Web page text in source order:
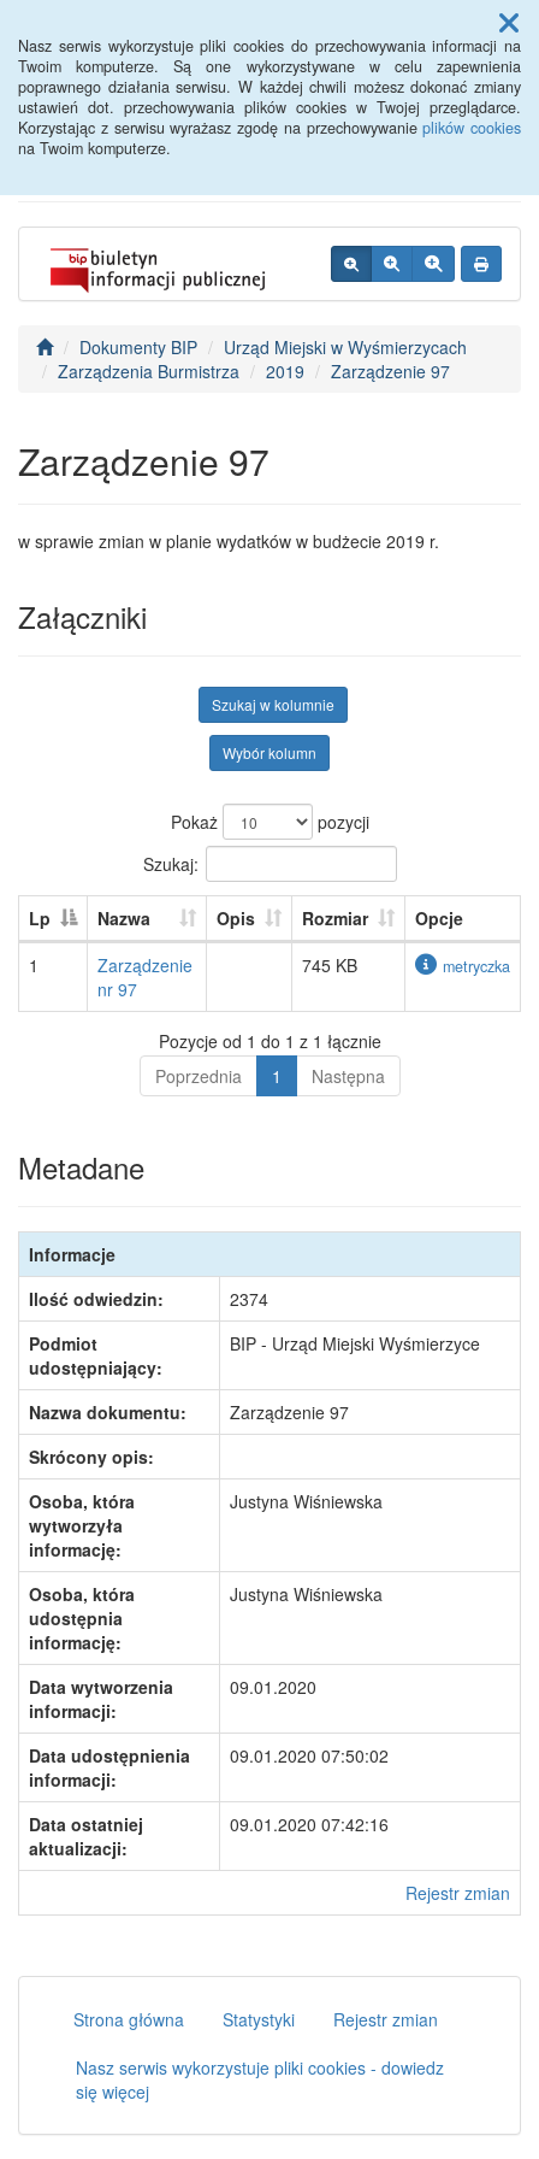
Nasz serwis wykorzystuje pliki cookies do przechowywania informacji na
Twoim komputerze. Są one wykorzystywane w celu zapewnienia
poprawnego działania serwisu. W każdej chwili możesz dokonać zmiany
ustawień dot. przechowywania plików cookies w Twojej przeglądarce.
Korzystając z serwisu wyrażasz zgodę na przechowywanieplików cookies
na Twoim komputerze.
Menu
BIP - Urząd Miejski
Wyśmierzyce
Dokumenty BIP
Urząd Miejski w Wyśmierzycach
Zarządzenia Burmistrza
2019 Zarządzenie 97
Zarządzenie 97
w sprawie zmian w planie wydatków w budżecie 2019 r.
Załączniki
Szukaj w kolumnie
Wybór kolumn
Pokaż
pozycji
Szukaj:
Lp Nazwa Opis Rozmiar
Opcje
1
Zarządzenie
nr 97
745 KB metryczka
Pozycje od 1 do 1 z 1 łącznie
Poprzednia
1 Następna
Metadane
Informacje
Ilość odwiedzin:
2374
Podmiot
udostępniający:
BIP - Urząd Miejski Wyśmierzyce
Nazwa dokumentu:
Zarządzenie 97
Skrócony opis:
Osoba, która
wytworzyła
informację:
Justyna Wiśniewska
Osoba, która
udostępnia
informację:
Justyna Wiśniewska
Data wytworzenia
informacji:
09.01.2020
Data udostępnienia
informacji:
09.01.2020 07:50:02
Data ostatniej
aktualizacji:
09.01.2020 07:42:16
Rejestr zmian
Strona główna Statystyki
Rejestr zmian
Nasz serwis wykorzystuje pliki cookies - dowiedz
się więcej